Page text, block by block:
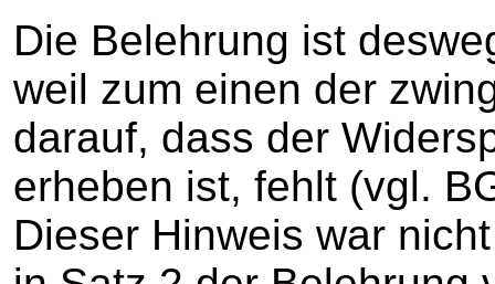
Die Belehrung ist
weil zum einen der
darauf, dass der
erheben ist, fehlt (vgl.
Dieser Hinweis war